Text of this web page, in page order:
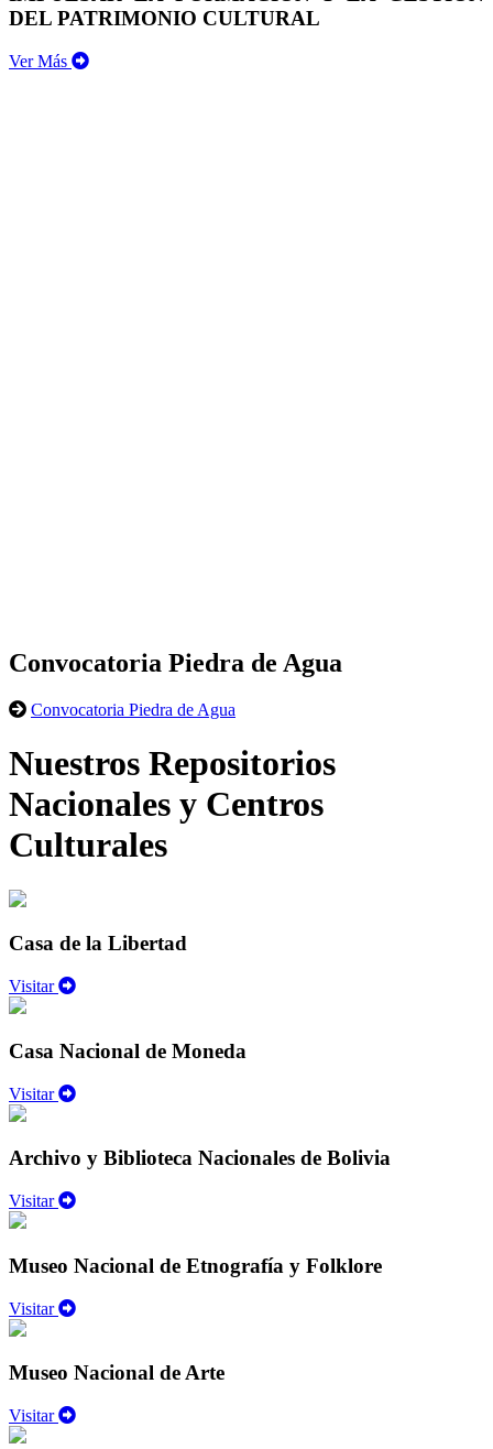
DEL PATRIMONIO CULTURAL
Ver Más
Convocatoria Piedra de Agua
Convocatoria Piedra de Agua
Nuestros Repositorios
Nacionales y Centros
Culturales
Casa de la Libertad
Visitar
Casa Nacional de Moneda
Visitar
Archivo y Biblioteca Nacionales de Bolivia
Visitar
Museo Nacional de Etnografía y Folklore
Visitar
Museo Nacional de Arte
Visitar